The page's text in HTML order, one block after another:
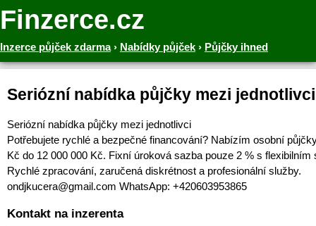
Finzerce.cz
Inzerce půjček zdarma› Nabídky půjček › Půjčky ihned
Seriózní nabídka půjčky mezi jednotlivci
Seriózní nabídka půjčky mezi jednotlivci
Potřebujete rychlé a bezpečné financování? Nabízím osobní
Kč do 12 000 000 Kč. Fixní úroková sazba pouze 2 % s flexibilním
Rychlé zpracování, zaručená diskrétnost a profesionální služby.
ondjkucera@gmail.com WhatsApp: +420603953865
Kontakt na inzerenta